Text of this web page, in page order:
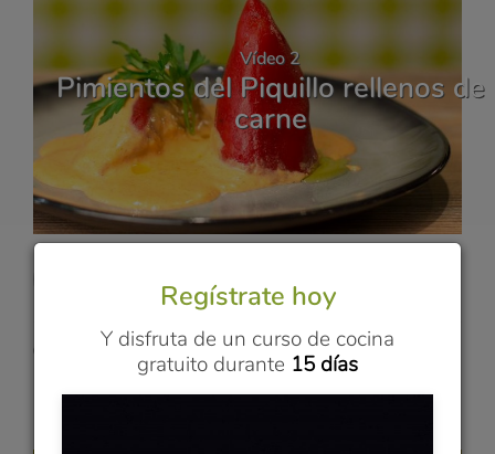
Vídeo 2
Pimientos del Piquillo rellenos de
carne
COCINA VASCARegístrate hoy
Y disfruta de un curso de cocina
gratuito durante 15 días